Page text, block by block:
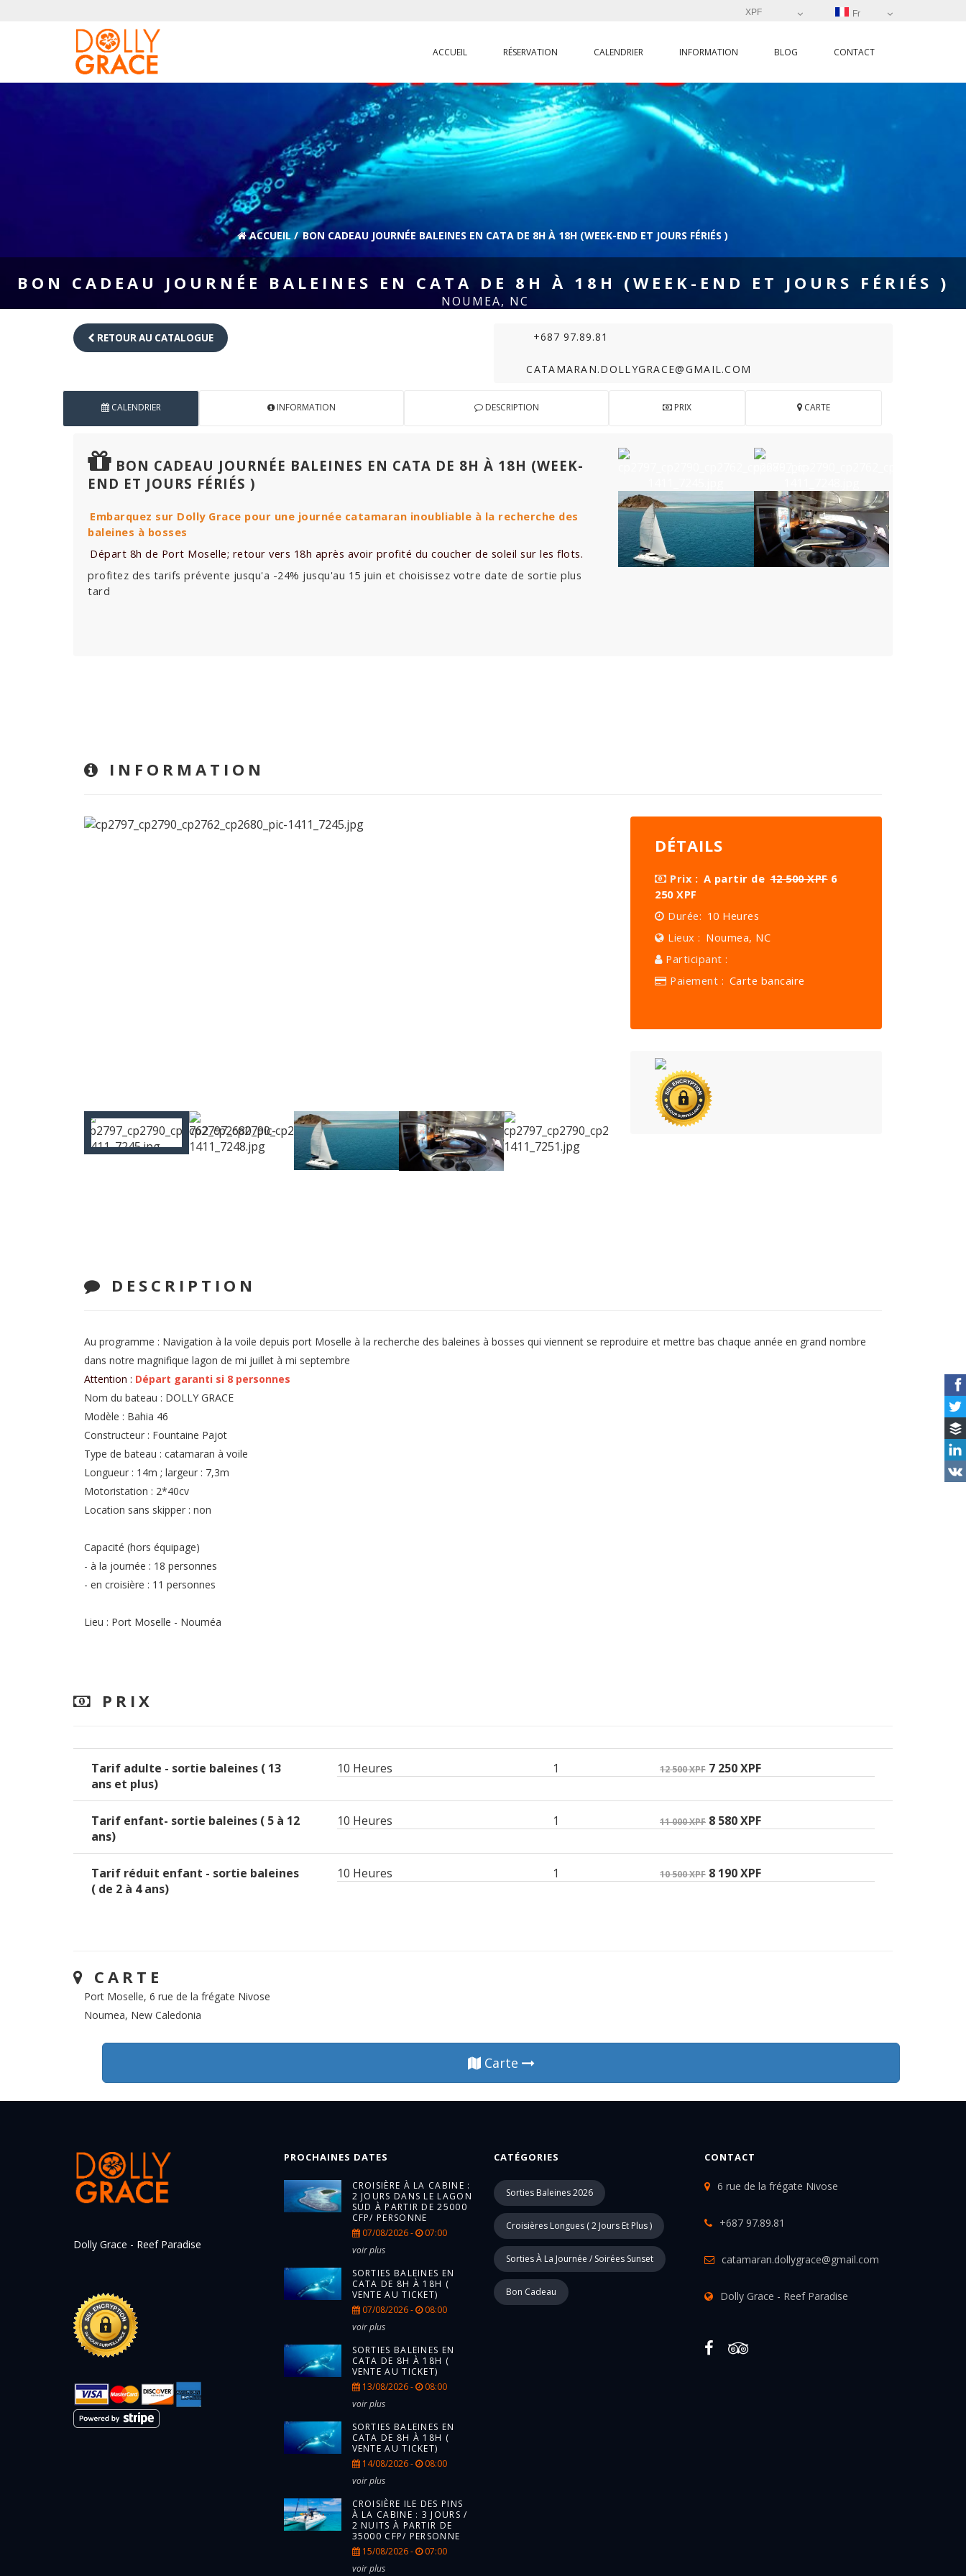
Fr
XPF
ACCUEIL RÉSERVATION CALENDRIER INFORMATION BLOG CONTACT
ACCUEIL/ BON CADEAU JOURNÉE BALEINES EN CATA DE 8H À 18H (WEEK-END ET JOURS FÉRIÉS )
BON CADEAU JOURNÉE BALEINES EN CATA DE 8H À 18H (WEEK-END ET JOURS FÉRIÉS )
NOUMEA, NC
RETOUR AU CATALOGUE +687 97.89.81
CATAMARAN.DOLLYGRACE@GMAIL.COM
CALENDRIER INFORMATION DESCRIPTION PRIX CARTE
BON CADEAU JOURNÉE BALEINES EN CATA DE 8H À 18H (WEEK-
END ET JOURS FÉRIÉS )
Embarquez sur Dolly Grace pour une journée catamaran inoubliable à la recherche des
baleines à bosses
Départ 8h de Port Moselle; retour vers 18h après avoir profité du coucher de soleil sur les flots.
profitez des tarifs prévente jusqu'a -24% jusqu'au 15 juin et choisissez votre date de sortie plus
tard
INFORMATION
DÉTAILS
Prix : A partir de 12 500 XPF6
250 XPF
Durée: 10 Heures
Lieux : Noumea, NC
Participant :
Paiement : Carte bancaire
DESCRIPTION
Au programme : Navigation à la voile depuis port Moselle à la recherche des baleines à bosses qui viennent se reproduire et mettre bas chaque année en grand nombre
dans notre magnifique lagon de mi juillet à mi septembre
Attention : Départ garanti si 8 personnes
Nom du bateau : DOLLY GRACE
Modèle : Bahia 46
Constructeur : Fountaine Pajot
Type de bateau : catamaran à voile
Longueur : 14m ; largeur : 7,3m
Motoristation : 2*40cv
Location sans skipper : non
Capacité (hors équipage)
- à la journée : 18 personnes
- en croisière : 11 personnes
Lieu : Port Moselle - Nouméa
PRIX
Tarif adulte - sortie baleines ( 13
ans et plus)
10 Heures 1 12 500 XPF 7 250 XPF
Tarif enfant- sortie baleines ( 5 à 12
ans)
10 Heures 1 11 000 XPF 8 580 XPF
Tarif réduit enfant - sortie baleines
( de 2 à 4 ans)
10 Heures 1 10 500 XPF 8 190 XPF
CARTE
Port Moselle, 6 rue de la frégate Nivose
Noumea, New Caledonia
Carte
Dolly Grace - Reef Paradise
PROCHAINES DATES
CROISIÈRE À LA CABINE :
2 JOURS DANS LE LAGON
SUD À PARTIR DE 25000
CFP/ PERSONNE
07/08/2026 -
07:00
voir plus
SORTIES BALEINES EN
CATA DE 8H À 18H (
VENTE AU TICKET)
07/08/2026 -
08:00
voir plus
SORTIES BALEINES EN
CATA DE 8H À 18H (
VENTE AU TICKET)
13/08/2026 -
08:00
voir plus
SORTIES BALEINES EN
CATA DE 8H À 18H (
VENTE AU TICKET)
14/08/2026 -
08:00
voir plus
CROISIÈRE ILE DES PINS
À LA CABINE : 3 JOURS /
2 NUITS À PARTIR DE
35000 CFP/ PERSONNE
15/08/2026 -
07:00
voir plus
CATÉGORIES
Sorties Baleines 2026
Croisières Longues ( 2 Jours Et Plus )
Sorties À La Journée / Soirées Sunset
Bon Cadeau
CONTACT
6 rue de la frégate Nivose
+687 97.89.81
catamaran.dollygrace@gmail.com
Dolly Grace - Reef Paradise